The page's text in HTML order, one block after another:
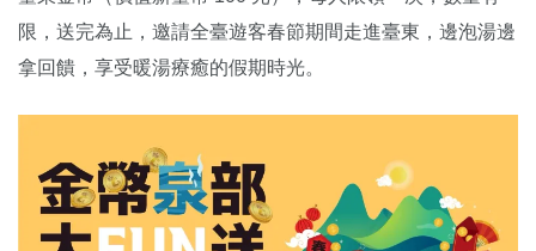
限，送完為止，邀請全臺遊客春節期間走進臺東，邊泡湯邊
拿回饋，享受暖湯療癒的假期時光。